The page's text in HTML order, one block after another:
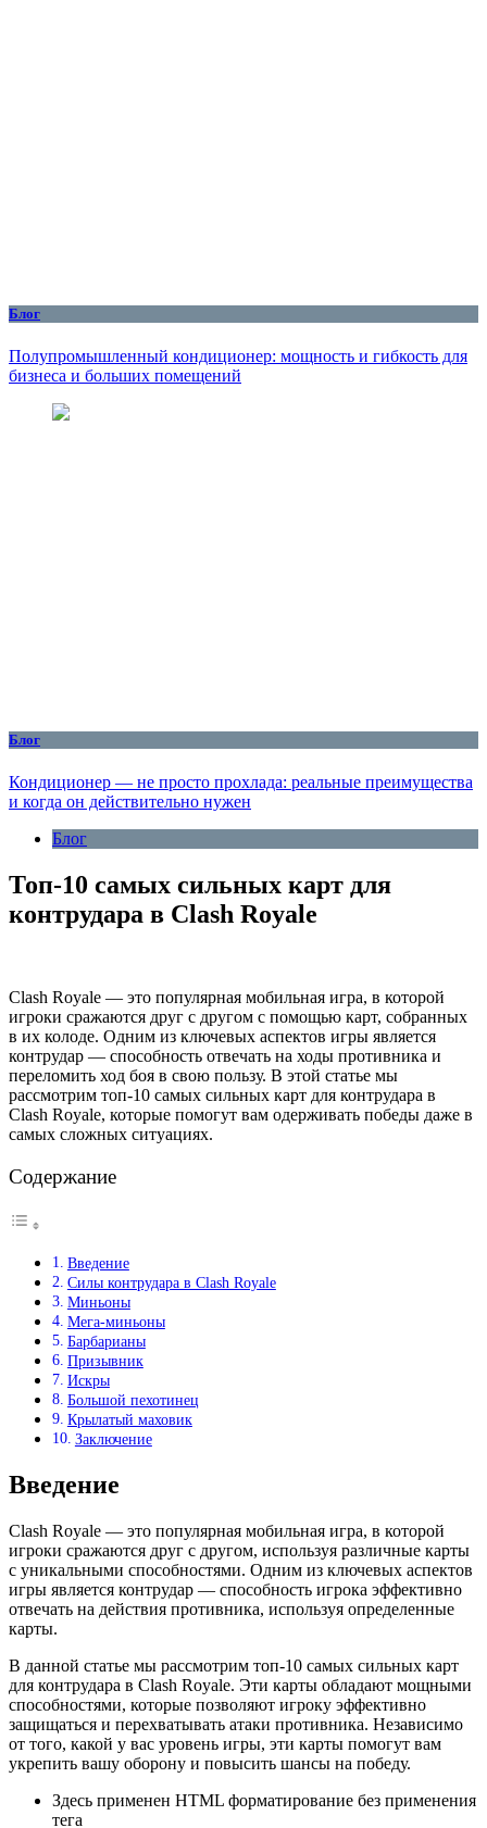
Блог
Полупромышленный кондиционер: мощность и гибкость для
бизнеса и больших помещений
Блог
Кондиционер — не просто прохлада: реальные преимущества
и когда он действительно нужен
Блог
Топ-10 самых сильных карт для
контрудара в Clash Royale
Clash Royale — это популярная мобильная игра, в которой
игроки сражаются друг с другом с помощью карт, собранных
в их колоде. Одним из ключевых аспектов игры является
контрудар — способность отвечать на ходы противника и
переломить ход боя в свою пользу. В этой статье мы
рассмотрим топ-10 самых сильных карт для контрудара в
Clash Royale, которые помогут вам одерживать победы даже в
самых сложных ситуациях.
Содержание
Введение
Силы контрудара в Clash Royale
Миньоны
Мега-миньоны
Барбарианы
Призывник
Искры
Большой пехотинец
Крылатый маховик
Заключение
Введение
Clash Royale — это популярная мобильная игра, в которой
игроки сражаются друг с другом, используя различные карты
с уникальными способностями. Одним из ключевых аспектов
игры является контрудар — способность игрока эффективно
отвечать на действия противника, используя определенные
карты.
В данной статье мы рассмотрим топ-10 самых сильных карт
для контрудара в Clash Royale. Эти карты обладают мощными
способностями, которые позволяют игроку эффективно
защищаться и перехватывать атаки противника. Независимо
от того, какой у вас уровень игры, эти карты помогут вам
укрепить вашу оборону и повысить шансы на победу.
Здесь применен HTML форматирование без применения
тега